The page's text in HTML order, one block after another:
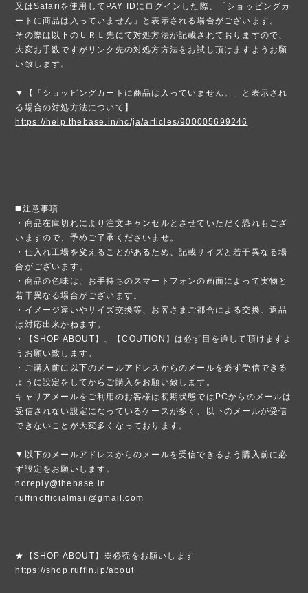
又はSafariを使用してPAY IDにログインした際、「ショッピングカ
ートに商品は入っていません」と表示される場合がございます。
その際は以下のＵＲＬ先にて対処方法が記載されておりますので、
大変お手数ですがリンク先の対処方方法をお試し頂けますようお願
い致します。
▼【「ショッピングカートに商品は入っていません。」と表示され
る場合の対処方法について】
https://help.thebase.in/hc/ja/articles/900005699246
◼️注意事項
・商品在庫切れにより注文キャンセルとさせていただく恐れもござ
いますので、予めご了承くださいませ。
・仕入れ工場を変えることがあるため、記載サイズと若干異なる場
合がございます。
・商品の色味は、お手持ちのスマートフォンの画面によって実物と
若干異なる場合がございます。
・イメージ違いやサイズ交換等、お客さまご都合による交換、返品
は対応出来かねます。
・【SHOP ABOUT】、【COUTION】は必ず目を通して頂けますよ
うお願い致します。
・ご購入前に以下のメールアドレスからのメールを必ず受信できる
ように設定をしてからご購入をお願い致します。
キャリアメールをご利用のお客様は初期状態ではPCからのメールは
受信されない設定になっているケースが多く、以下のメールが受信
できないことが大変多くなっております。
▼以下のメールアドレスからのメールを受信できるよう購入前に必
ず設定をお願いします。
noreply@thebase.in
ruffinofficialmail@gmail.com
★【SHOP ABOUT】※必読をお願いします
https://shop.ruffin.jp/about